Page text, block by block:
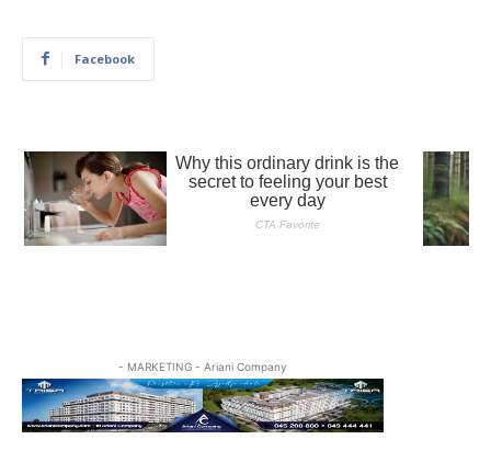
Facebook
- MARKETING - Ariani Company